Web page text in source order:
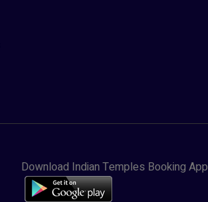
Download Indian Temples Booking App